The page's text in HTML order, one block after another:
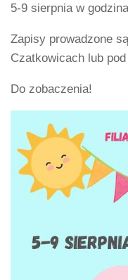
5-9 sierpnia w
Zapisy prowadzone
Czatkowicach lub
Do zobaczenia!